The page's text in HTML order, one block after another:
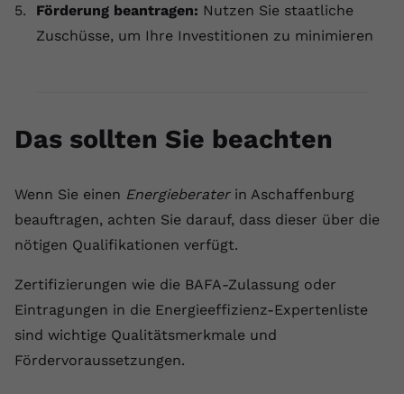
Förderung beantragen: Nutzen Sie staatliche
Zuschüsse, um Ihre Investitionen zu minimieren
Das sollten Sie beachten
Wenn Sie einen Energieberaterin Aschaffenburg
beauftragen, achten Sie darauf, dass dieser über die
nötigen Qualifikationen verfügt.
Zertifizierungen wie die BAFA-Zulassung oder
Eintragungen in die Energieeffizienz-Expertenliste
sind wichtige Qualitätsmerkmale und
Fördervoraussetzungen.